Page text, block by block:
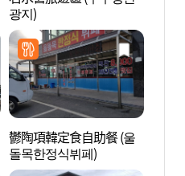
광지)
鬱陶項韓定食自助餐 (울
돌목한정식뷔페)